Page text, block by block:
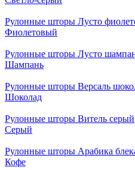
Рулонные шторы Лусто
Фиолетовый
Рулонные шторы Лусто
Шампань
Рулонные шторы Версаль
Шоколад
Рулонные шторы Витель серый
Серый
Рулонные шторы Арабика
Кофе